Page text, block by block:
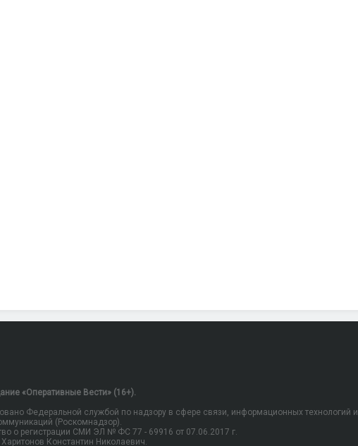
«Оперативные Вести» (16+).
Федеральной службой по надзору в сфере связи, информационных технологий и
(Роскомнадзор).
о регистрации СМИ ЭЛ № ФС 77 - 69916 от 07.06.2017 г.
Константин Николаевич.